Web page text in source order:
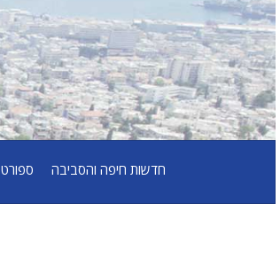
חדשות חיפה והסביבה ספורט